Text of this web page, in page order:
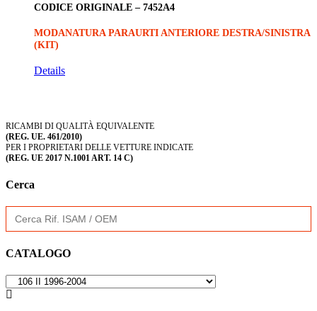
CODICE ORIGINALE – 7452A4
MODANATURA PARAURTI ANTERIORE DESTRA/SINISTRA
(KIT)
Details
RICAMBI DI QUALITÀ EQUIVALENTE
(REG. UE. 461/2010)
PER I PROPRIETARI DELLE VETTURE INDICATE
(REG. UE 2017 N.1001 ART. 14 C)
Cerca
for:
CATALOGO
